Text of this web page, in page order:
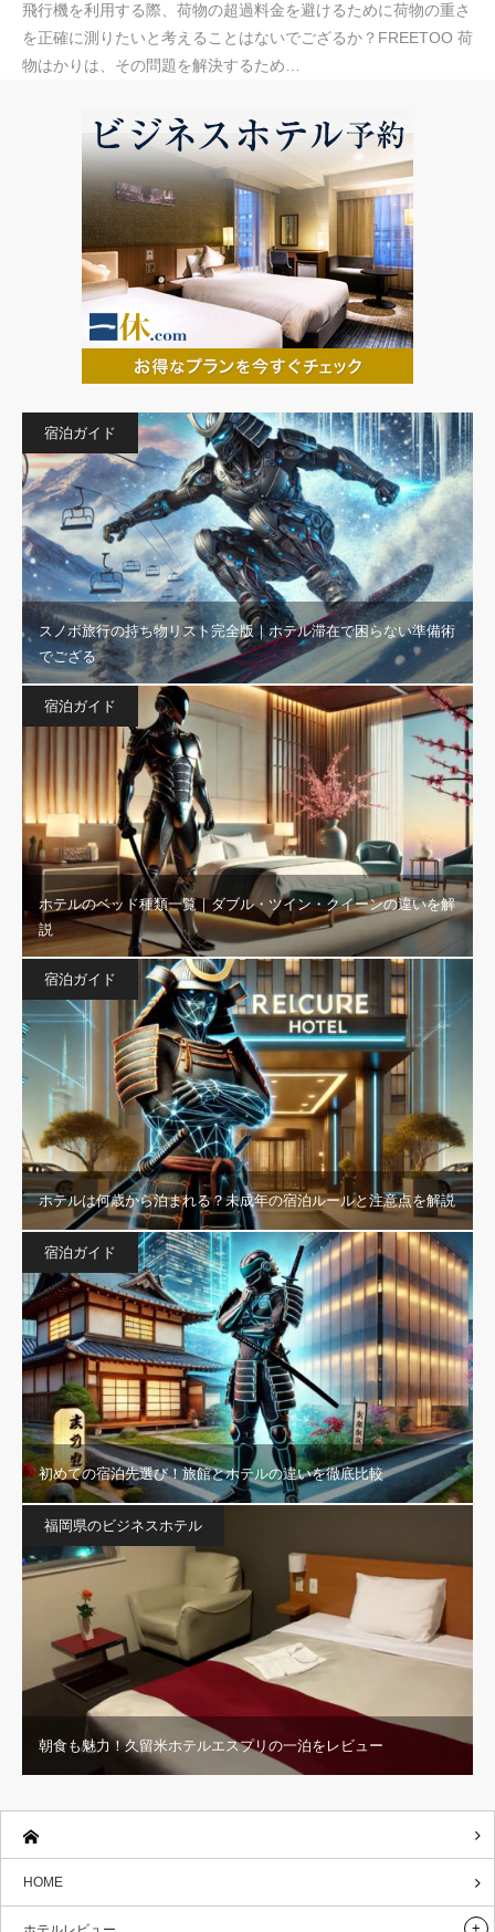
飛行機を利用する際、荷物の超過料金を避けるために荷物の重さ
を正確に測りたいと考えることはないでござるか？FREETOO 荷
物はかりは、その問題を解決するため…
宿泊ガイド
スノボ旅行の持ち物リスト完全版｜ホテル滞在で困らない準備術
でござる
宿泊ガイド
ホテルのベッド種類一覧｜ダブル・ツイン・クイーンの違いを解
説
宿泊ガイド
ホテルは何歳から泊まれる？未成年の宿泊ルールと注意点を解説
宿泊ガイド
初めての宿泊先選び！旅館とホテルの違いを徹底比較
福岡県のビジネスホテル
朝食も魅力！久留米ホテルエスプリの一泊をレビュー
HOME